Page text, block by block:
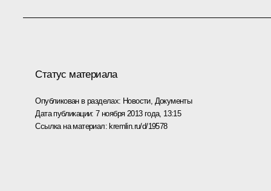
Статус материала
Опубликован в разделах: Новости, Документы
Дата публикации:7 ноября 2013 года, 13:15
Ссылка на материал: kremlin.ru/d/19578